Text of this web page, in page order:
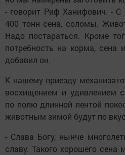
- говорит Риф Ханифович. - С
400 тонн сена, соломы.
Надо постараться. Кроме
потребность на корма, сена
добавил он.
К нашему приезду
восхищением и удивлением
по полю длинной лентой
животным зимой будут по
- Слава Богу, нынче
славу. Такого хорошего